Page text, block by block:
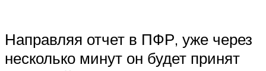
Направляя отчет в ПФР, уже через
несколько минут он будет принят